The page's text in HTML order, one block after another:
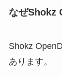
なぜShokz
Shokz
あります。